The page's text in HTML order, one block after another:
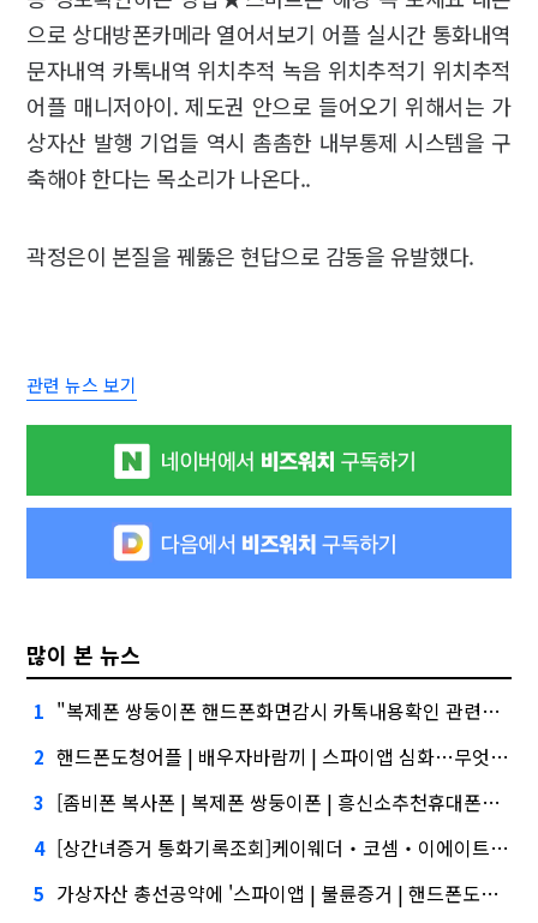
으로 상대방폰카메라 열어서보기 어플 실시간 통화내역
문자내역 카톡내역 위치추적 녹음 위치추적기 위치추적
어플 매니저아이. 제도권 안으로 들어오기 위해서는 가
상자산 발행 기업들 역시 촘촘한 내부통제 시스템을 구
축해야 한다는 목소리가 나온다..
곽정은이 본질을 꿰뚫은 현답으로 감동을 유발했다.
관련 뉴스 보기
많이 본 뉴스
1 "복제폰 쌍둥이폰 핸드폰화면감시 카톡내용확인 관련주, 버블 주의보"
2 핸드폰도청어플 | 배우자바람끼 | 스파이앱 심화…무엇이 갈랐나
3 [좀비폰 복사폰 | 복제폰 쌍둥이폰 | 흥신소추천휴대폰도청 | 비밀상담 | 핸드폰감시]건설사-금융사 간 'PF 매칭 플랫폼' 생긴다
4 [상간녀증거 통화기록조회]케이웨더‧코셈‧이에이트 상장…'슈퍼위크' 열기 이어갈까
5 가상자산 총선공약에 '스파이앱 | 불륜증거 | 핸드폰도청' 담기나